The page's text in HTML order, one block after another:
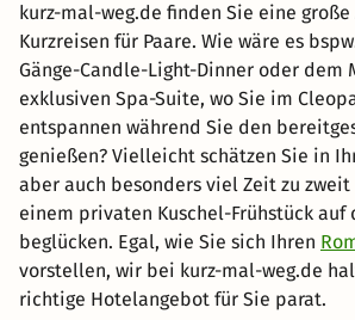
kurz-mal-weg.de finden Sie eine große
Kurzreisen für Paare. Wie wäre es
Gänge-Candle-Light-Dinner oder dem
exklusiven Spa-Suite, wo Sie im
entspannen während Sie den
genießen? Vielleicht schätzen Sie in
aber auch besonders viel Zeit zu
einem privaten Kuschel-Frühstück auf
beglücken. Egal, wie Sie sich Ihren
vorstellen, wir bei kurz-mal-weg.de
richtige Hotelangebot für Sie parat.